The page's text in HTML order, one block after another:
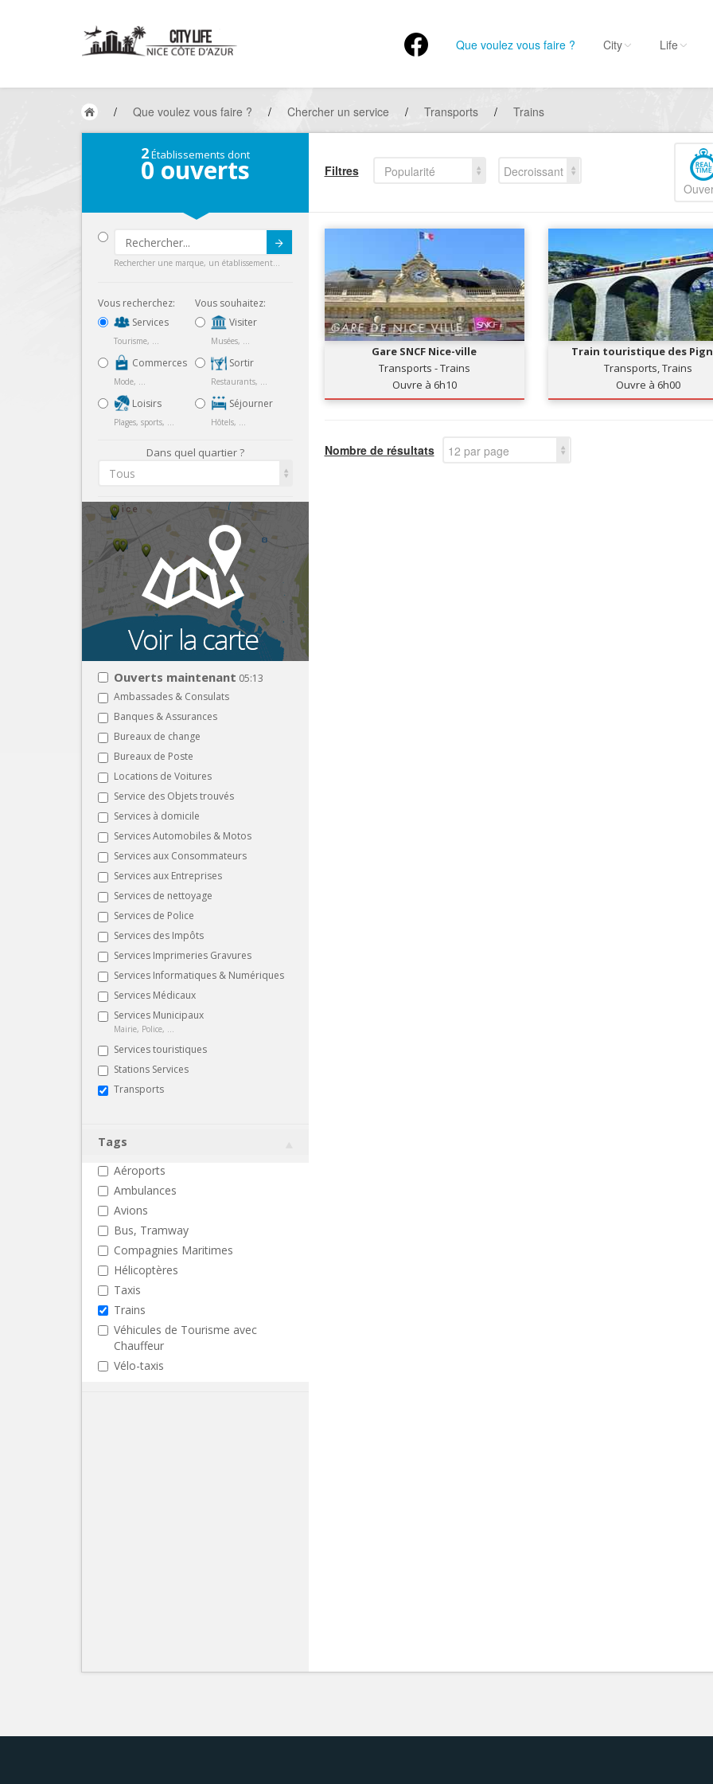
Que voulez vous faire ? City Life
/ Que voulez vous faire ? / Chercher un service / Transports / Trains
2Établissements dont
0 ouverts
Rechercher une marque, un établissement...
Vous recherchez:
Services
Tourisme, ...
Commerces
Mode, ...
Loisirs
Plages, sports, ...
Vous souhaitez:
Visiter
Musées, ...
Sortir
Restaurants, ...
Séjourner
Hôtels, ...
Dans quel quartier ?
Tous
Ouverts maintenant 05:13
Ambassades & Consulats
Banques & Assurances
Bureaux de change
Bureaux de Poste
Locations de Voitures
Service des Objets trouvés
Services à domicile
Services Automobiles & Motos
Services aux Consommateurs
Services aux Entreprises
Services de nettoyage
Services de Police
Services des Impôts
Services Imprimeries Gravures
Services Informatiques & Numériques
Services Médicaux
Services Municipaux
Mairie, Police, ...
Services touristiques
Stations Services
Transports
Tags
Aéroports
Ambulances
Avions
Bus, Tramway
Compagnies Maritimes
Hélicoptères
Taxis
Trains
Véhicules de Tourisme avec
Chauffeur
Vélo-taxis
Filtres Popularité
Decroissant
Gare SNCF Nice-ville
Transports - Trains
Ouvre à 6h10
Train touristique des
Transports, Trains
Ouvre à 6h00
Nombre de résultats 12 par page